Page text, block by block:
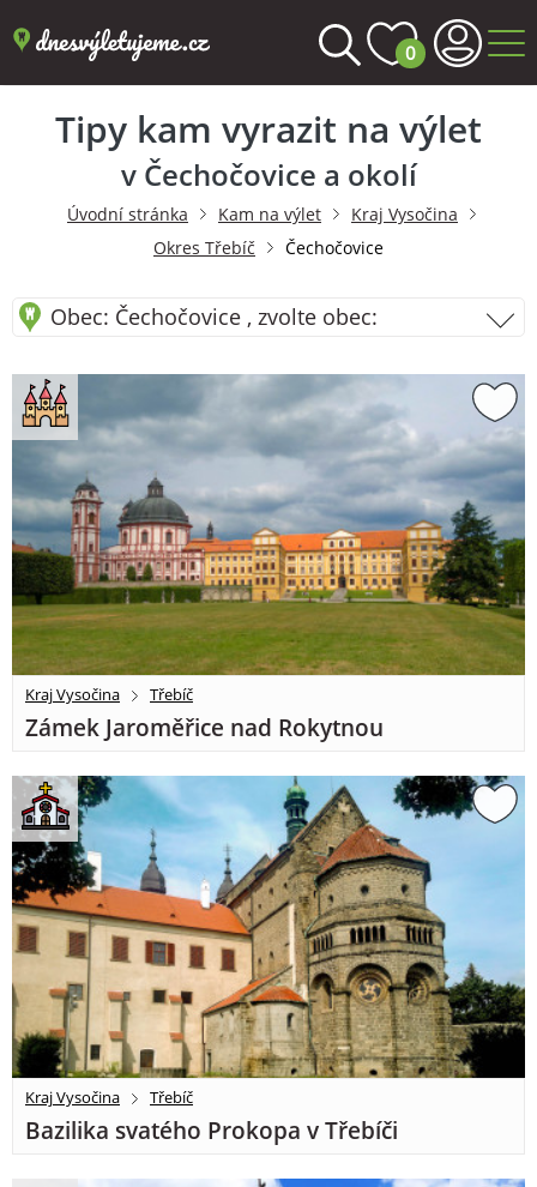
0
Tipy kam vyrazit na výlet
v Čechočovice a okolí
Úvodní stránka Kam na výlet
Kraj Vysočina
Okres Třebíč
Čechočovice
Obec: Čechočovice , zvolte obec:
Kraj Vysočina Třebíč
Zámek Jaroměřice nad Rokytnou
Kraj Vysočina Třebíč
Bazilika svatého Prokopa v Třebíči